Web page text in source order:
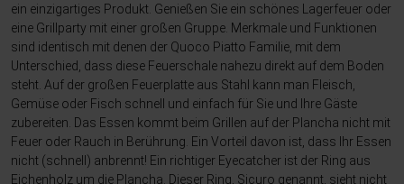
ein einzigartiges Produkt. Genießen Sie ein schönes Lagerfeuer oder
eine Grillparty mit einer großen Gruppe. Merkmale und Funktionen
sind identisch mit denen der Quoco Piatto Familie, mit dem
Unterschied, dass diese Feuerschale nahezu direkt auf dem Boden
steht. Auf der großen Feuerplatte aus Stahl kann man Fleisch,
Gemüse oder Fisch schnell und einfach für Sie und Ihre Gäste
zubereiten. Das Essen kommt beim Grillen auf der Plancha nicht mit
Feuer oder Rauch in Berührung. Ein Vorteil davon ist, dass Ihr Essen
nicht (schnell) anbrennt! Ein richtiger Eyecatcher ist der Ring aus
Eichenholz um die Plancha. Dieser Ring, Sicuro genannt, sieht nicht